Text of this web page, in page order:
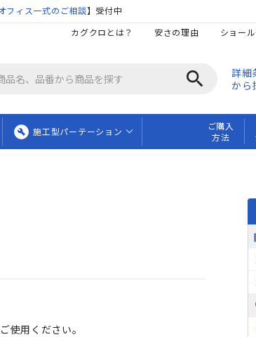
フィス一式のご相談】受付中
カグクロとは？ 安さの理由 ショー
search
詳細
から
build_circle 施工型パーテーション
ご購入
方法
使用ください。